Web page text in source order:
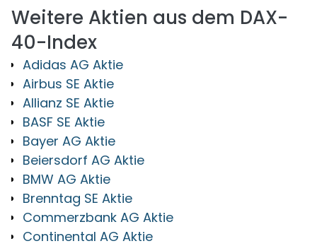
Weitere Aktien aus dem DAX-
40-Index
Adidas AG Aktie
Airbus SE Aktie
Allianz SE Aktie
BASF SE Aktie
Bayer AG Aktie
Beiersdorf AG Aktie
BMW AG Aktie
Brenntag SE Aktie
Commerzbank AG Aktie
Continental AG Aktie